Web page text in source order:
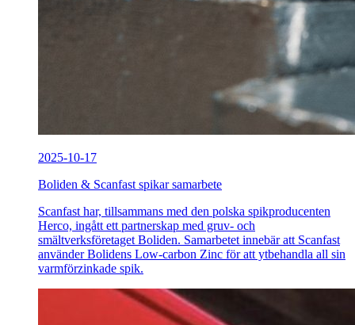
2025-10-17
Boliden & Scanfast spikar samarbete
Scanfast har, tillsammans med den polska spikproducenten
Herco, ingått ett partnerskap med gruv- och
smältverksföretaget Boliden. Samarbetet innebär att Scanfast
använder Bolidens Low-carbon Zinc för att ytbehandla all sin
varmförzinkade spik.